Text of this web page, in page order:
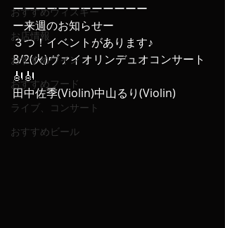
おすすめウィスキー
お店情報
おすすめワイン
おすすめフード
ライブ、コンサート
おすすめビール
ーーーーーーーーーーーー
ー来週のお知らせー
３つ！イベントがあります♪
8/2(火)ヴァイオリンデュオコンサート
🎻🎻
田中佐季(Violin)中山るり(Violin)